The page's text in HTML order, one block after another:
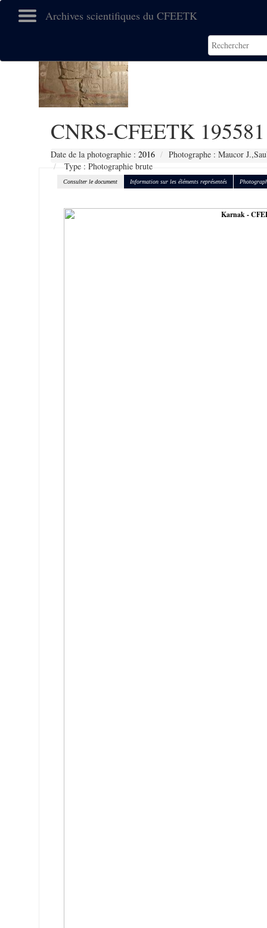
Archives scientifiques du CFEETK
CNRS-CFEETK 195581
Date de la photographie : 2016
Photographe : Maucor
Type : Photographie brute
Consulter le document Information sur les éléments représentés